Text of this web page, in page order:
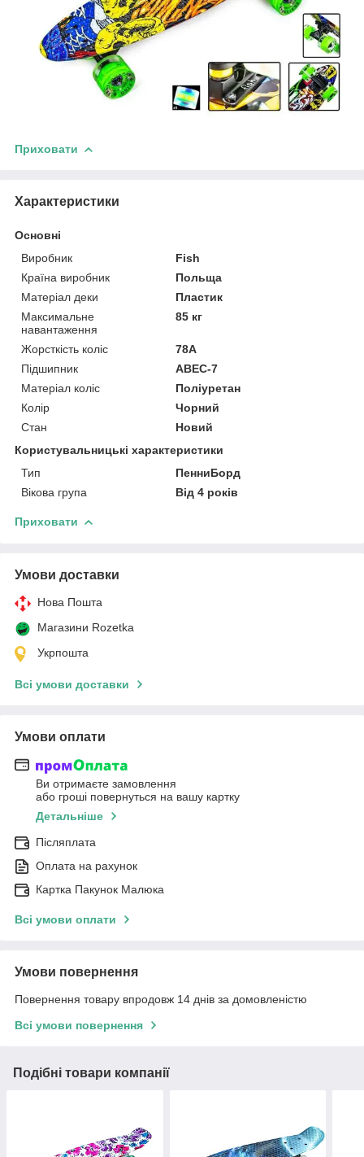
Приховати
Характеристики
Основні
Виробник
Fish
Країна виробник
Польща
Матеріал деки
Пластик
Максимальне
навантаження
85 кг
Жорсткість коліс
78А
Підшипник
ABEC-7
Матеріал коліс
Поліуретан
Колір
Чорний
Стан
Новий
Користувальницькі характеристики
Тип
ПенниБорд
Вікова група
Від 4 років
Приховати
Умови доставки
Нова Пошта
Магазини Rozetka
Укрпошта
Всі умови доставки
Умови оплати
Ви отримаєте замовлення
або гроші повернуться на вашу картку
Детальніше
Післяплата
Оплата на рахунок
Картка Пакунок Малюка
Всі умови оплати
Умови повернення
Повернення товару впродовж 14 днів за домовленістю
Всі умови повернення
Подібні товари компанії